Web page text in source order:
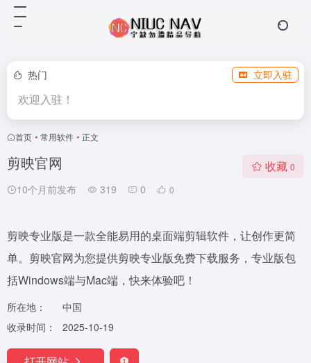
热门 立即入驻
欢迎入驻！
首页 • 常用软件 • 正文
剪映官网
10个月前发布 319 0 0
收藏 0
剪映专业版是一款全能易用的桌面端剪辑软件，让创作更简
单。剪映官网为您提供剪映专业版免费下载服务，专业版包
括Windows端与Mac端，快来体验吧！
所在地：
中国
收录时间：
2025-10-19